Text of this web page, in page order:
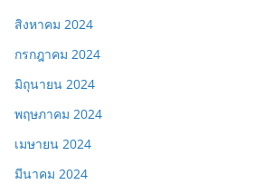
สิงหาคม 2024
กรกฎาคม 2024
มิถุนายน 2024
พฤษภาคม 2024
เมษายน 2024
มีนาคม 2024